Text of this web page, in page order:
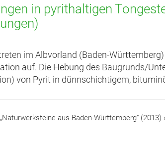
in pyrithaltigen
im Albvorland (Baden-
auf. Die Hebung des Baugrunds/
von Pyrit in dünnschichtigem,
aus Baden-Württemberg“ (2013) ›